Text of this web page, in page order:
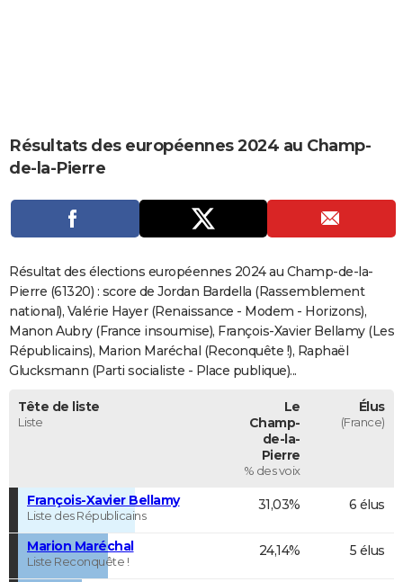
Carte de Noël
Carte Bonne année
Carte Saint-Valentin
Carte Pâques
Carte d'anniversaire
COPAINS D'AVANT
AVIS DE DÉCÈS
FORUM
Bricolage
Lifestyle
Culture
Sport
Auto
Television
Voyage
Cinema
Résultats des européennes 2024 au Champ-
de-la-Pierre
Résultat des élections européennes 2024 au Champ-de-la-
Pierre (61320) : score de Jordan Bardella (Rassemblement
national), Valérie Hayer (Renaissance - Modem - Horizons),
Manon Aubry (France insoumise), François-Xavier Bellamy (Les
Républicains), Marion Maréchal (Reconquête !), Raphaël
Glucksmann (Parti socialiste - Place publique)...
Tête de liste
Liste
Le
Champ-
de-la-
Pierre
% des voix
Élus
(France)
François-Xavier Bellamy
Liste des Républicains
31,03% 6 élus
Marion Maréchal
Liste Reconquête !
24,14% 5 élus